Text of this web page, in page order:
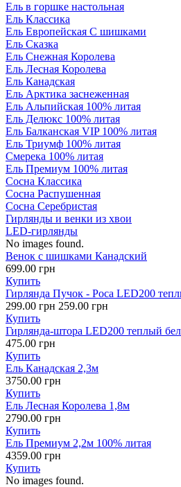
Ель в горшке настольная
Ель Классика
Ель Европейская С шишками
Ель Сказка
Ель Снежная Королева
Ель Лесная Королева
Ель Канадская
Ель Арктика заснеженная
Ель Альпийская 100% литая
Ель Делюкс 100% литая
Ель Балканская VIP 100% литая
Ель Триумф 100% литая
Смерека 100% литая
Ель Премиум 100% литая
Сосна Классика
Сосна Распушенная
Сосна Серебристая
Гирлянды и венки из хвои
LED-гирлянды
No images found.
Венок с шишками Канадский
699.00 грн
Купить
Гирлянда Пучок - Роса LED200
299.00 грн 259.00 грн
Купить
Гирлянда-штора LED200 теплый
475.00 грн
Купить
Ель Канадская 2,3м
3750.00 грн
Купить
Ель Лесная Королева 1,8м
2790.00 грн
Купить
Ель Премиум 2,2м 100% литая
4359.00 грн
Купить
No images found.